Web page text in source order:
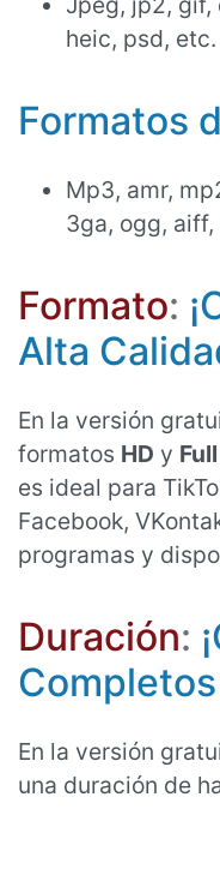
heic, psd, etc.
Formatos
Mp3, amr,
3ga, ogg,
Formato:
Alta
En la versión
formatos HD y
es ideal para
Facebook,
programas y
Duración:
En la versión
una duración de